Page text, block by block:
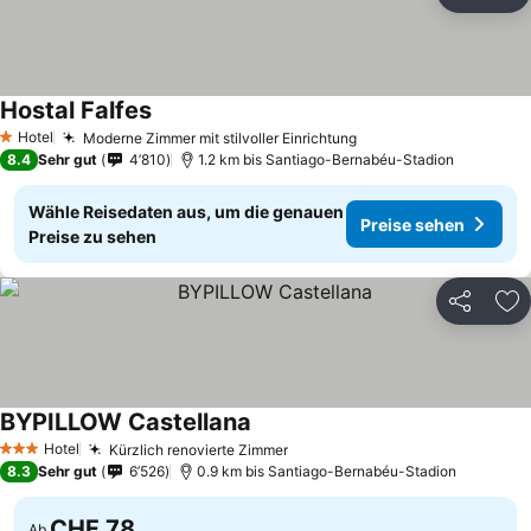
1 Sterne
Hotel Moderne Zimmer mit stilvoller EinrichtungPreise sehen
Hostal FalfesPreise sehen
8.4 Sehr gut 4’810 1.2 km bis Santiago-Bernabéu-Stadion
Wähle Reisedaten aus, um die genauen
Preise zu sehen
Preise sehen
Teilen
3 SterneHotel Kürzlich renovierte ZimmerPreise sehen
BYPILLOW Castellana
8.3 Sehr gut 6’526 0.9 km bis Santiago-Bernabéu-Stadion